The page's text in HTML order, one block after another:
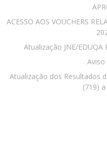
ACESSO AOS VOUCHERS
Atualização JNE/
Aviso
Atualização dos Resultados
(719)